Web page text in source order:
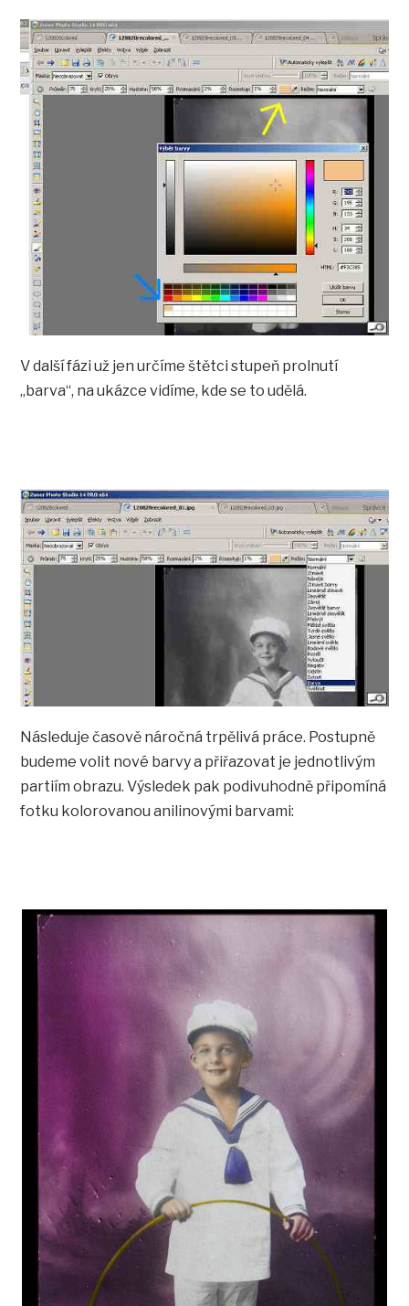
V další fázi už jen určíme štětci stupeň prolnutí
„barva“, na ukázce vidíme, kde se to udělá.
Následuje časově náročná trpělivá práce. Postupně
budeme volit nové barvy a přiřazovat je jednotlivým
partiím obrazu. Výsledek pak podivuhodně připomíná
fotku kolorovanou anilinovými barvami: